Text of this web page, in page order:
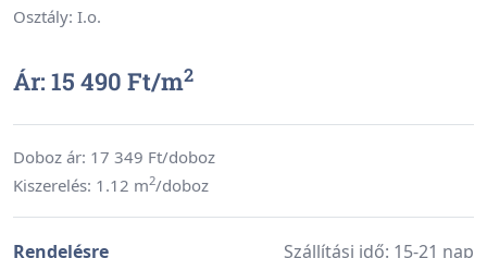
Osztály: I.o.
Ár: 15 490 Ft/m2
Doboz ár: 17 349 Ft/doboz
Kiszerelés: 1.12 m2/doboz
Rendelésre Szállítási idő: 15-21 nap